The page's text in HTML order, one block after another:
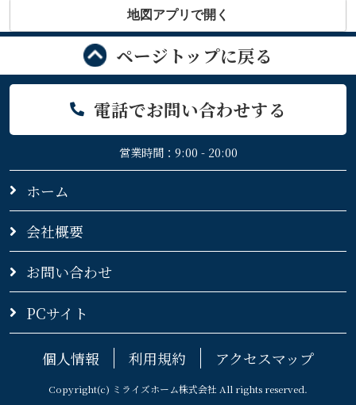
地図アプリで開く
ページトップに戻る
電話でお問い合わせする
営業時間：9:00 - 20:00
ホーム
会社概要
お問い合わせ
PCサイト
個人情報 利用規約 アクセスマップ
Copyright(c) ミライズホーム株式会社 All rights reserved.